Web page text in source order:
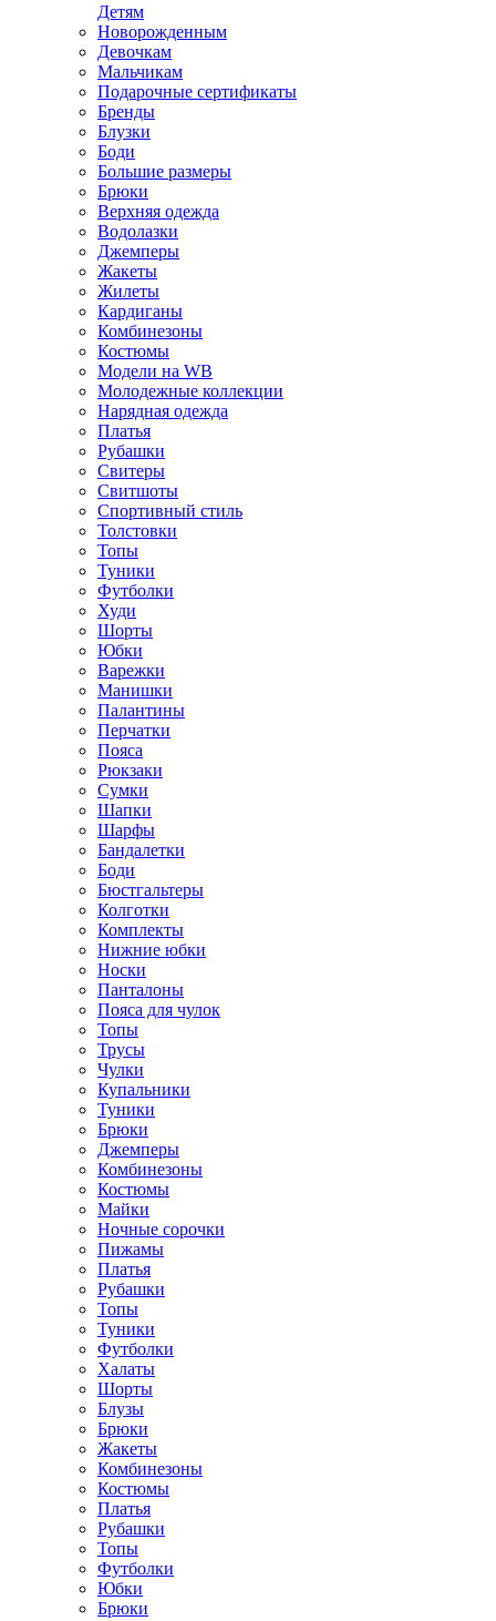
Детям
Новорожденным
Девочкам
Мальчикам
Подарочные сертификаты
Бренды
Блузки
Боди
Большие размеры
Брюки
Верхняя одежда
Водолазки
Джемперы
Жакеты
Жилеты
Кардиганы
Комбинезоны
Костюмы
Модели на WB
Молодежные коллекции
Нарядная одежда
Платья
Рубашки
Свитеры
Свитшоты
Спортивный стиль
Толстовки
Топы
Туники
Футболки
Худи
Шорты
Юбки
Варежки
Манишки
Палантины
Перчатки
Пояса
Рюкзаки
Сумки
Шапки
Шарфы
Бандалетки
Боди
Бюстгальтеры
Колготки
Комплекты
Нижние юбки
Носки
Панталоны
Поясa для чулок
Топы
Трусы
Чулки
Купальники
Туники
Брюки
Джемперы
Комбинезоны
Костюмы
Майки
Ночные сорочки
Пижамы
Платья
Рубашки
Топы
Туники
Футболки
Халаты
Шорты
Блузы
Брюки
Жакеты
Комбинезоны
Костюмы
Платья
Рубашки
Топы
Футболки
Юбки
Брюки